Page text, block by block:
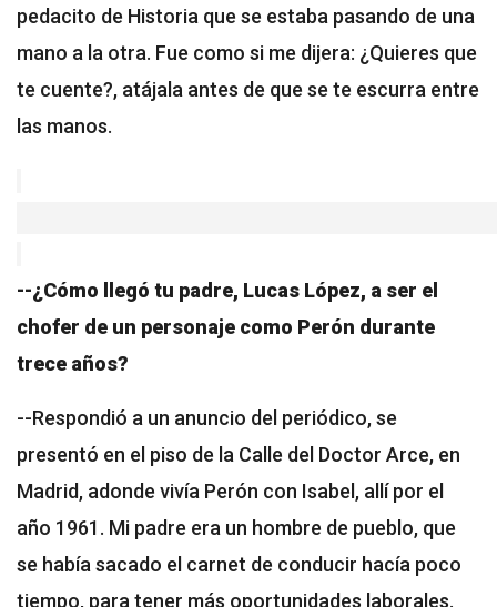
pedacito de Historia que se estaba pasando de una
mano a la otra. Fue como si me dijera: ¿Quieres que
te cuente?, atájala antes de que se te escurra entre
las manos.
--¿Cómo llegó tu padre, Lucas López, a ser el
chofer de un personaje como Perón durante
trece años?
--Respondió a un anuncio del periódico, se
presentó en el piso de la Calle del Doctor Arce, en
Madrid, adonde vivía Perón con Isabel, allí por el
año 1961. Mi padre era un hombre de pueblo, que
se había sacado el carnet de conducir hacía poco
tiempo, para tener más oportunidades laborales.